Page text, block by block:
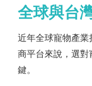
全球與台
近年全球寵物產
商平台來說，選
鍵。